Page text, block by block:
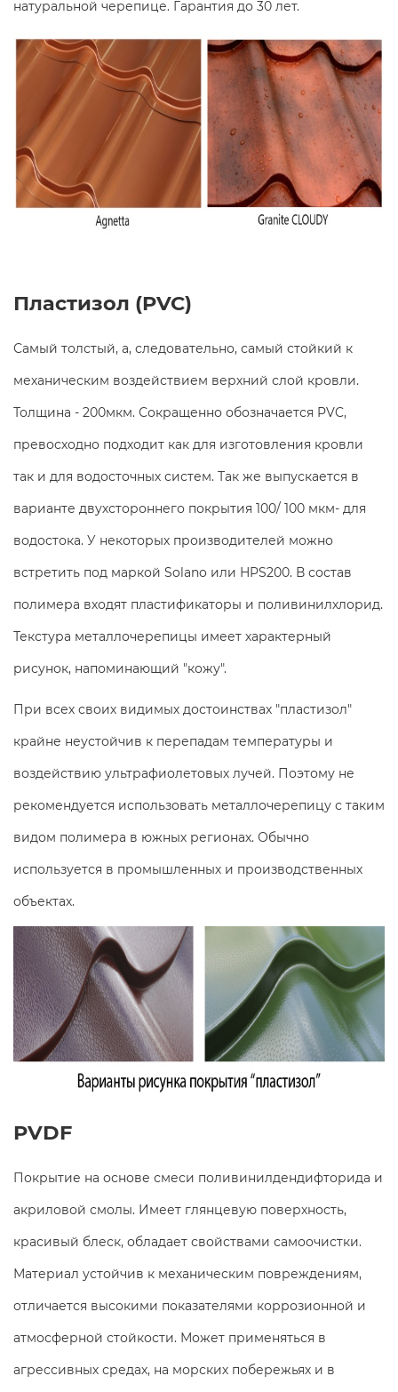
натуральной черепице. Гарантия до 30 лет.
Пластизол (PVC)
Самый толстый, а, следовательно, самый стойкий к
механическим воздействием верхний слой кровли.
Толщина - 200мкм. Сокращенно обозначается PVC,
превосходно подходит как для изготовления кровли
так и для водосточных систем. Так же выпускается в
варианте двухстороннего покрытия 100/ 100 мкм- для
водостока. У некоторых производителей можно
встретить под маркой Solano или HPS200. В состав
полимера входят пластификаторы и поливинилхлорид.
Текстура металлочерепицы имеет характерный
рисунок, напоминающий "кожу".
При всех своих видимых достоинствах "пластизол"
крайне неустойчив к перепадам температуры и
воздействию ультрафиолетовых лучей. Поэтому не
рекомендуется использовать металлочерепицу с таким
видом полимера в южных регионах. Обычно
используется в промышленных и производственных
объектах.
PVDF
Покрытие на основе смеси поливинилдендифторида и
акриловой смолы. Имеет глянцевую поверхность,
красивый блеск, обладает свойствами самоочистки.
Материал устойчив к механическим повреждениям,
отличается высокими показателями коррозионной и
атмосферной стойкости. Может применяться в
агрессивных средах, на морских побережьях и в